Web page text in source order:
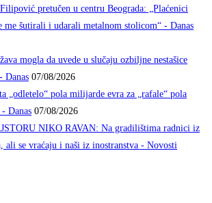
pretučen u centru Beograda: „Plaćenici
me šutirali i udarali metalnom stolicom“ - Danas
mogla da uvede u slučaju ozbiljne nestašice
Danas 07/08/2026
„odletelo“ pola milijarde evra za „rafale“ pola
Danas 07/08/2026
NIKO RAVAN: Na gradilištima radnici iz
ali se vraćaju i naši iz inostranstva - Novosti